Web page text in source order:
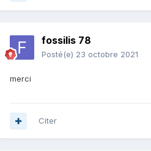
fossilis 78
Posté(e) 23 octobre 2021
merci
Citer